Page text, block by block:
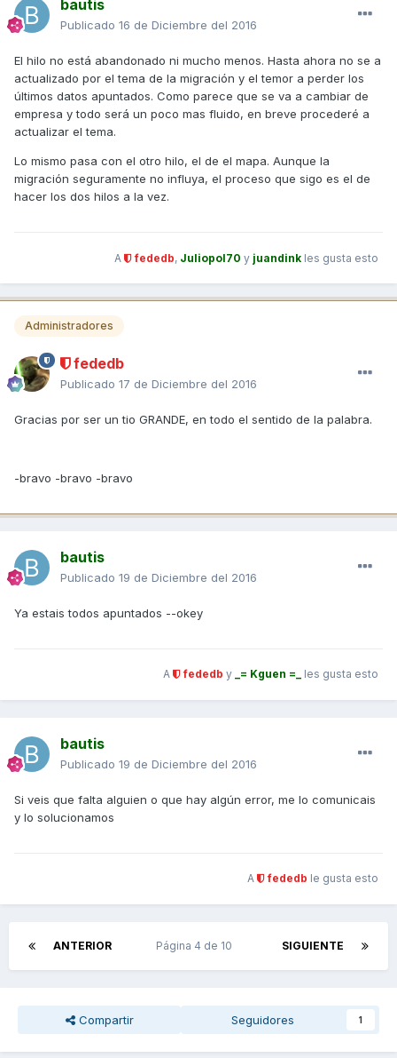
bautis
Publicado 16 de Diciembre del 2016
El hilo no está abandonado ni mucho menos. Hasta ahora no se a
actualizado por el tema de la migración y el temor a perder los
últimos datos apuntados. Como parece que se va a cambiar de
empresa y todo será un poco mas fluido, en breve procederé a
actualizar el tema.
Lo mismo pasa con el otro hilo, el de el mapa. Aunque la
migración seguramente no influya, el proceso que sigo es el de
hacer los dos hilos a la vez.
A fededb, Juliopol70 y juandink les gusta esto
Administradores
fededb
Publicado 17 de Diciembre del 2016
Gracias por ser un tio GRANDE, en todo el sentido de la palabra.
-bravo -bravo -bravo
bautis
Publicado 19 de Diciembre del 2016
Ya estais todos apuntados --okey
A fededb y _= Kguen =_ les gusta esto
bautis
Publicado 19 de Diciembre del 2016
Si veis que falta alguien o que hay algún error, me lo comunicais
y lo solucionamos
A fededb le gusta esto
ANTERIOR SIGUIENTE
Página 4 de 10
Compartir Seguidores 1